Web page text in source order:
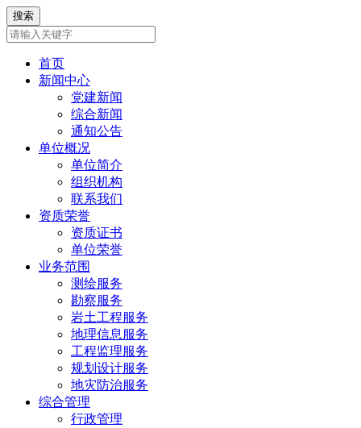
首页
新闻中心
党建新闻
综合新闻
通知公告
单位概况
单位简介
组织机构
联系我们
资质荣誉
资质证书
单位荣誉
业务范围
测绘服务
勘察服务
岩土工程服务
地理信息服务
工程监理服务
规划设计服务
地灾防治服务
综合管理
行政管理